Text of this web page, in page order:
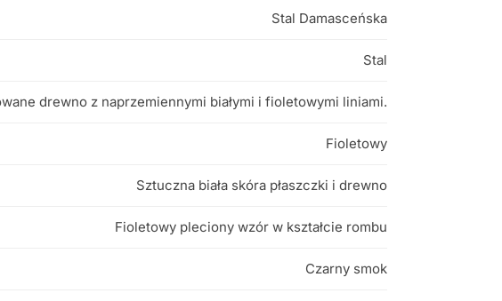
Stal Damasceńska
Stal
drewno z naprzemiennymi białymi i fioletowymi liniami.
Fioletowy
Sztuczna biała skóra płaszczki i drewno
Fioletowy pleciony wzór w kształcie rombu
Czarny smok